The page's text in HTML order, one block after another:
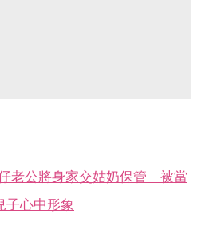
仔老公將身家交姑奶保管 被當
子心中形象